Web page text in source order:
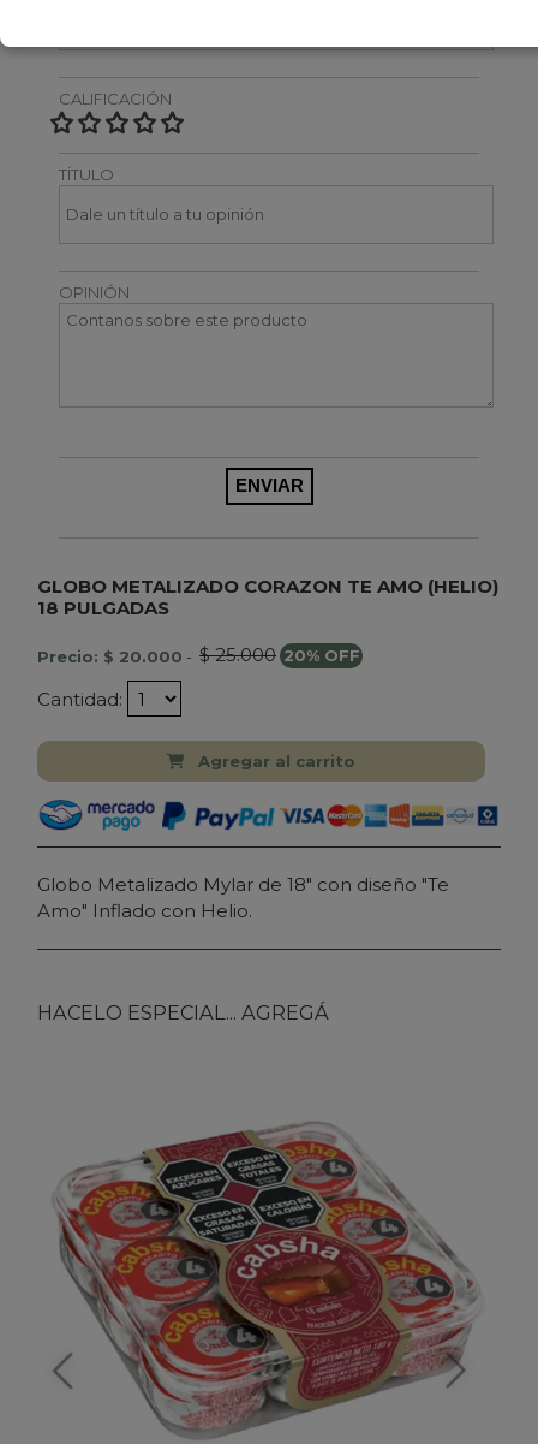
CALIFICACIÓN
TÍTULO
OPINIÓN
GLOBO METALIZADO CORAZON TE AMO (HELIO)
18 PULGADAS
Precio: $ 20.000 - $ 25.000 20% OFF
Cantidad:
Agregar al carrito
Globo Metalizado Mylar de 18" con diseño "Te
Amo" Inflado con Helio.
HACELO ESPECIAL... AGREGÁ